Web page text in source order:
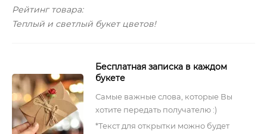
Рейтинг товара:
Теплый и светлый букет цветов!
Бесплатная записка в каждом
букете
Самые важные слова, которые Вы
хотите передать получателю :)
*Текст для открытки можно будет